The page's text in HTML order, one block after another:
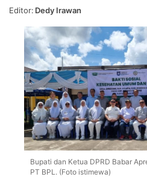
Editor: Dedy Irawan
Bupati dan Ketua DPRD Babar
PT BPL. (Foto istimewa)